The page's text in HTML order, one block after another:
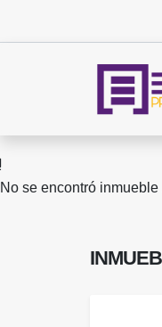
No se encontró inmueble